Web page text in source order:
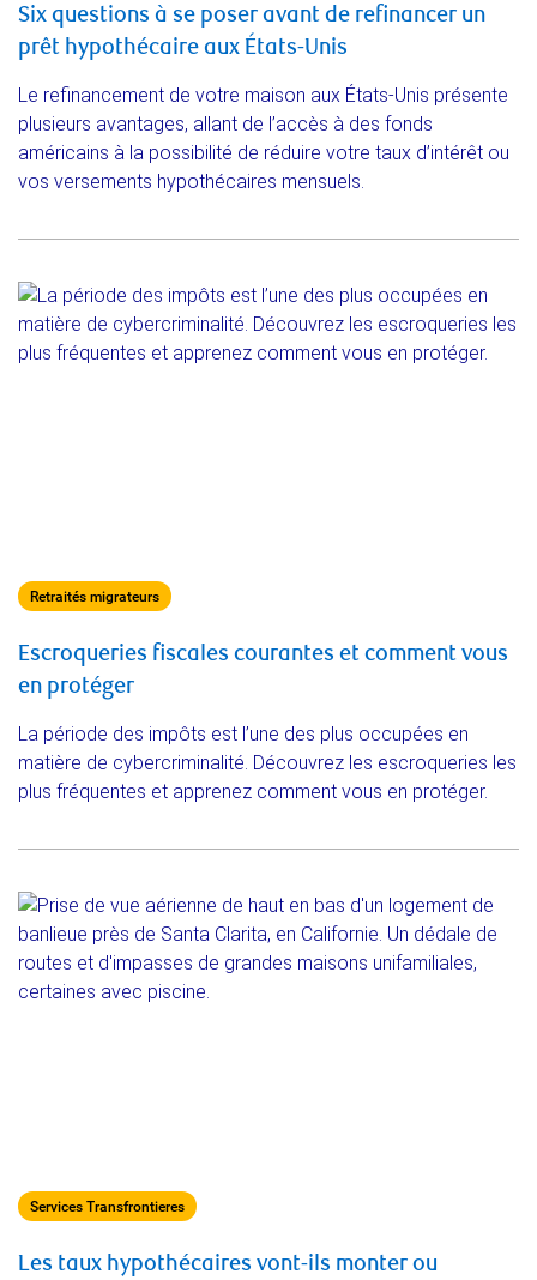
Six questions à se poser avant de refinancer un
prêt hypothécaire aux États-Unis
Le refinancement de votre maison aux États-Unis présente
plusieurs avantages, allant de l’accès à des fonds
américains à la possibilité de réduire votre taux d’intérêt ou
vos versements hypothécaires mensuels.
Retraités migrateurs
Escroqueries fiscales courantes et comment vous
en protéger
La période des impôts est l’une des plus occupées en
matière de cybercriminalité. Découvrez les escroqueries les
plus fréquentes et apprenez comment vous en protéger.
Services Transfrontieres
Les taux hypothécaires vont-ils monter ou